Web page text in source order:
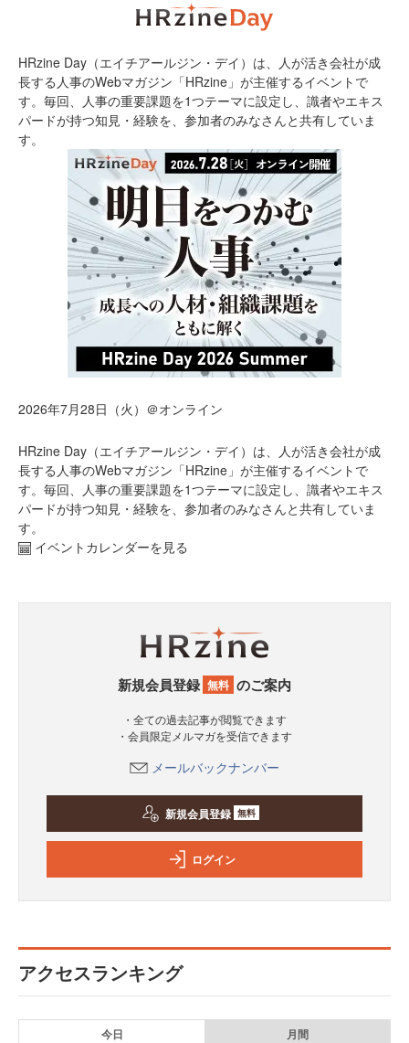
HRzine Day（エイチアールジン・デイ）は、人が活き会社が成
長する人事のWebマガジン「HRzine」が主催するイベントで
す。毎回、人事の重要課題を1つテーマに設定し、識者やエキス
パードが持つ知見・経験を、参加者のみなさんと共有していま
す。
2026年7月28日（火）＠オンライン
HRzine Day（エイチアールジン・デイ）は、人が活き会社が成
長する人事のWebマガジン「HRzine」が主催するイベントで
す。毎回、人事の重要課題を1つテーマに設定し、識者やエキス
パードが持つ知見・経験を、参加者のみなさんと共有していま
す。
イベントカレンダーを見る
新規会員登録 無料 のご案内
・全ての過去記事が閲覧できます
・会員限定メルマガを受信できます
メールバックナンバー
新規会員登録 無料
ログイン
アクセスランキング
今日 月間